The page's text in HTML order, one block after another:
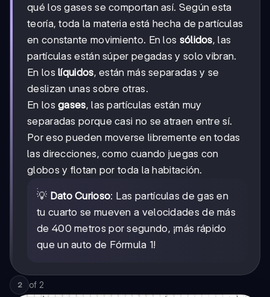
qué los gases se comportan así. Según esta
teoría, toda la materia está hecha de partículas
en constante movimiento. En los sólidos, las
partículas están súper pegadas y solo vibran.
En loslíquidos, están más separadas y se
deslizan unas sobre otras.
En losgases, las partículas están muy
separadas porque casi no se atraen entre sí.
Por eso pueden moverse libremente en todas
las direcciones, como cuando juegas con
globos y flotan por toda la habitación.
💡 Dato Curioso: Las partículas de gas en
tu cuarto se mueven a velocidades de más
de 400 metros por segundo, ¡más rápido
que un auto de Fórmula 1!
2 of 2